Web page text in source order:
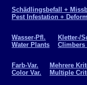
Schädlingsbefall +
Pest Infestation +
Wasser-Pfl.
Water Plants
Kletter-/
Climbers
Farb-Var.
Color Var.
Mehrere
Multiple